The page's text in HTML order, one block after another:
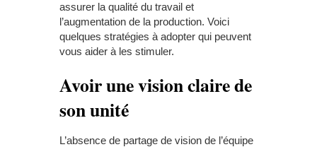
assurer la qualité du travail et
l’augmentation de la production. Voici
quelques stratégies à adopter qui peuvent
vous aider à les stimuler.
Avoir une vision claire de
son unité
L’absence de partage de vision de l’équipe